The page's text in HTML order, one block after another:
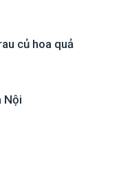
củ hoa quả
Nội